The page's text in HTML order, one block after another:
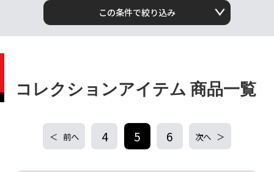
この条件で絞り込み
コレクションアイテム 商品一覧
前へ 4 5 6 次へ